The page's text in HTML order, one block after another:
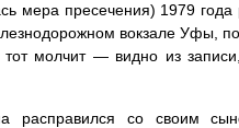
мера пресечения) 1979
вокзале Уфы,
молчит — видно из
расправился со своим